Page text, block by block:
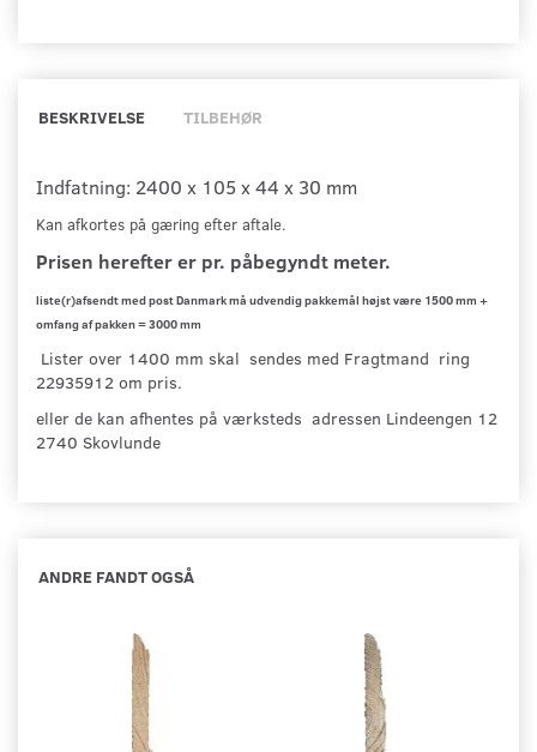
BESKRIVELSE TILBEHØR
Indfatning: 2400 x 105 x 44 x 30 mm
Kan afkortes på gæring efter aftale.
Prisen herefter er pr. påbegyndt meter.
liste(r)afsendt med post Danmark må udvendig pakkemål højst være 1500 mm +
omfang af pakken = 3000 mm
Lister over 1400 mm skal sendes med Fragtmand ring
22935912 om pris.
eller de kan afhentes på værksteds adressen Lindeengen 12
2740 Skovlunde
ANDRE FANDT OGSÅ